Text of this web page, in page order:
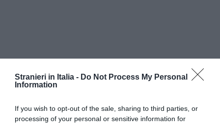
Stranieri in Italia - Do Not Process My Personal
Information
If you wish to opt-out of the sale, sharing to third parties, or
processing of your personal or sensitive information for
Un'altra medaglia al valore civile è stata invece
Monica Graziana Contraffatto. La militare
trentunenne è rimasta gravemente ferita in